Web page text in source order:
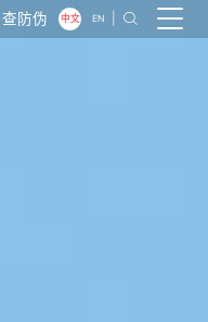
查防伪 中文 EN 